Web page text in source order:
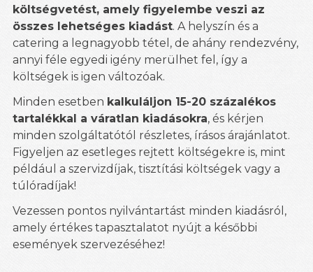
költségvetést, amely figyelembe veszi az
összes lehetséges kiadást. A helyszín és a
catering a legnagyobb tétel, de ahány rendezvény,
annyi féle egyedi igény merülhet fel, így a
költségek is igen változóak.
Minden esetben kalkuláljon 15-20 százalékos
tartalékkal a váratlan kiadásokra, és kérjen
minden szolgáltatótól részletes, írásos árajánlatot.
Figyeljen az esetleges rejtett költségekre is, mint
például a szervizdíjak, tisztítási költségek vagy a
túlóradíjak!
Vezessen pontos nyilvántartást minden kiadásról,
amely értékes tapasztalatot nyújt a későbbi
események szervezéséhez!